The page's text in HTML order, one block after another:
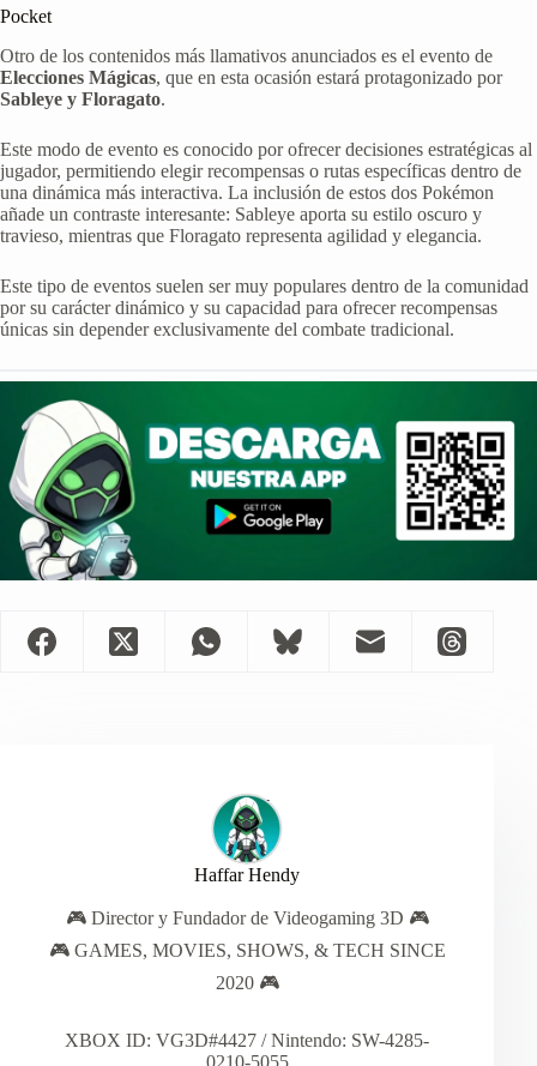
Pocket
Otro de los contenidos más llamativos anunciados es el evento de
Elecciones Mágicas, que en esta ocasión estará protagonizado por
Sableye y Floragato.
Este modo de evento es conocido por ofrecer decisiones estratégicas al
jugador, permitiendo elegir recompensas o rutas específicas dentro de
una dinámica más interactiva. La inclusión de estos dos Pokémon
añade un contraste interesante: Sableye aporta su estilo oscuro y
travieso, mientras que Floragato representa agilidad y elegancia.
Este tipo de eventos suelen ser muy populares dentro de la comunidad
por su carácter dinámico y su capacidad para ofrecer recompensas
únicas sin depender exclusivamente del combate tradicional.
Haffar Hendy
🎮 Director y Fundador de Videogaming 3D 🎮
🎮 GAMES, MOVIES, SHOWS, & TECH SINCE
2020 🎮
XBOX ID: VG3D#4427 / Nintendo: SW-4285-
0210-5055